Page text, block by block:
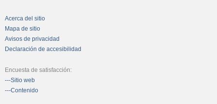
Acerca del sitio
Mapa de sitio
Avisos de privacidad
Declaración de accesibilidad
Encuesta de satisfacción:
---Sitio web
---Contenido